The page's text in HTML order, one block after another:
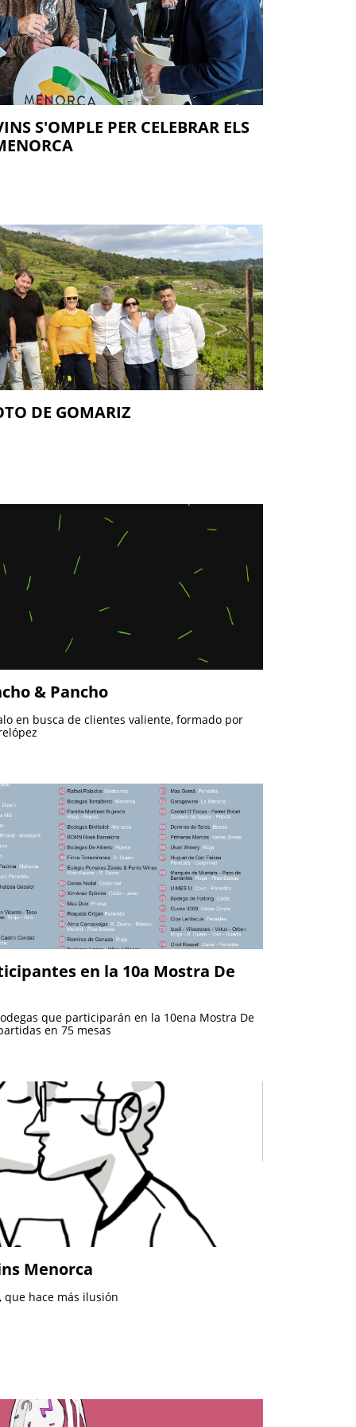
S'OMPLE PER CELEBRAR ELS
DE GOMARIZ
& Pancho
en busca de clientes valiente, formado por
en la 10a Mostra De
que participarán en la 10ena Mostra De
en 75 mesas
Menorca
que hace más ilusión